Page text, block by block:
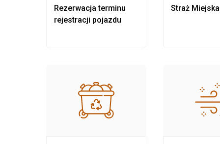
Rezerwacja terminu
rejestracji pojazdu
Straż Miejska